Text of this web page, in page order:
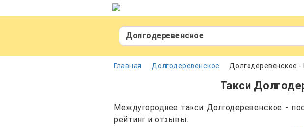
Долгодеревенское
Главная Долгодеревенское Долгодеревенское -
Такси
Междугороднее такси Долгодеревенское -
рейтинг и отзывы.